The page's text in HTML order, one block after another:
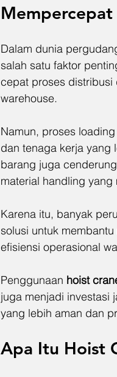
Mempercepat
Dalam dunia
salah satu faktor
cepat proses distribusi
warehouse.
Namun, proses
dan tenaga kerja yang
barang juga
material handling yang
Karena itu, banyak
solusi untuk
efisiensi operasional
Penggunaan hoist
juga menjadi investasi
yang lebih aman dan
Apa Itu Hoist